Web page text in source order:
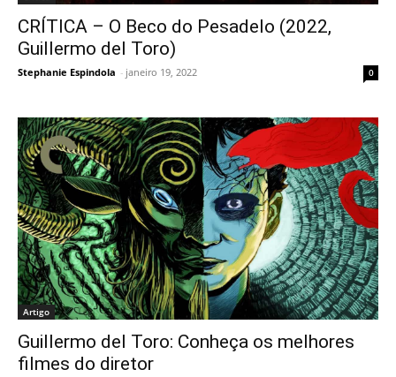
CRÍTICA – O Beco do Pesadelo (2022,
Guillermo del Toro)
Stephanie Espindola - janeiro 19, 2022 0
Artigo
Guillermo del Toro: Conheça os melhores
filmes do diretor